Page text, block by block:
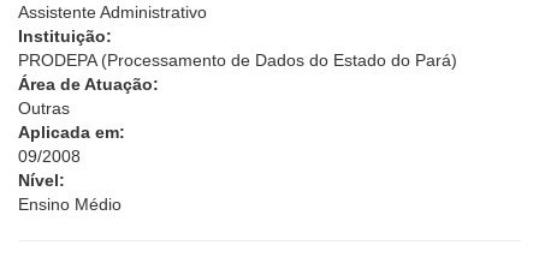
Assistente Administrativo
Instituição:
PRODEPA (Processamento de Dados do Estado do Pará)
Área de Atuação:
Outras
Aplicada em:
09/2008
Nível:
Ensino Médio